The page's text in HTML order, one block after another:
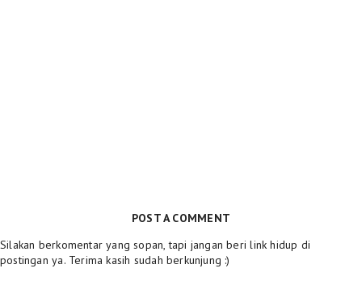
POST A COMMENT
Silakan berkomentar yang sopan, tapi jangan beri link hidup di
postingan ya. Terima kasih sudah berkunjung :)